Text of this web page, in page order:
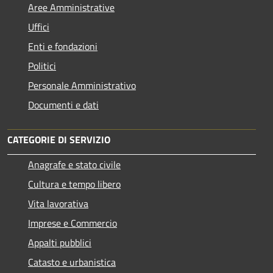
Aree Amministrative
Uffici
Enti e fondazioni
Politici
Personale Amministrativo
Documenti e dati
CATEGORIE DI SERVIZIO
Anagrafe e stato civile
Cultura e tempo libero
Vita lavorativa
Imprese e Commercio
Appalti pubblici
Catasto e urbanistica